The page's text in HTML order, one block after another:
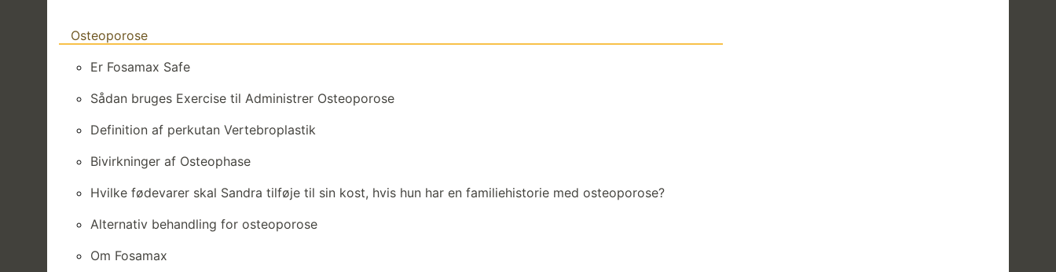
Osteoporose
Er Fosamax Safe
Sådan bruges Exercise til Administrer Osteoporose
Definition af perkutan Vertebroplastik
Bivirkninger af Osteophase
Hvilke fødevarer skal Sandra tilføje til sin kost, hvis hun har en familiehistorie med osteoporose?
Alternativ behandling for osteoporose
Om Fosamax